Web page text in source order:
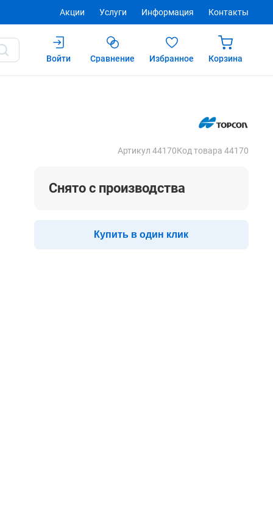
Акции Услуги Информация Контакты
Войти Сравнение Избранное Корзина
Артикул 44170Код товара 44170
Снято с производства
Купить в один клик